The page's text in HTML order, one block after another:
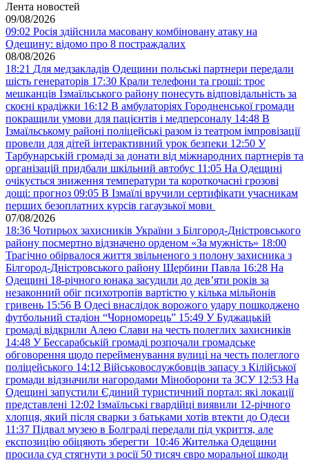
Лента новостей
09/08/2026
09:02 Росія здійснила масовану комбіновану атаку на
Одещину: відомо про 8 постраждалих
08/08/2026
18:21 Для медзакладів Одещини польські партнери передали
шість генераторів 17:30 Крали телефони та гроші: троє
мешканців Ізмаїльського району понесуть відповідальність за
скоєні крадіжки 16:12 В амбулаторіях Городненської громади
покращили умови для пацієнтів і медперсоналу 14:48 В
Ізмаїльському районі поліцейські разом із театром імпровізації
провели для дітей інтерактивний урок безпеки 12:50 У
Тарбунарській громаді за донати від міжнародних партнерів та
організацій придбали шкільний автобус 11:05 На Одещині
очікується зниження температури та короткочасні грозові
дощі: прогноз 09:05 В Ізмаїлі вручили сертифікати учасникам
перших безоплатних курсів гагаузької мови
07/08/2026
18:36 Чотирьох захисників України з Білгород-Дністровського
району посмертно відзначено орденом «За мужність» 18:00
Трагічно обірвалося життя звільненого з полону захисника з
Білгород-Дністровського району Щербини Павла 16:28 На
Одещині 18-річного юнака засудили до дев’яти років за
незаконний обіг психотропів вартістю у кілька мільйонів
гривень 15:56 В Одесі внаслідок ворожого удару пошкоджено
футбольний стадіон “Чорноморець” 15:49 У Буджацькій
громаді відкрили Алею Слави на честь полеглих захисників
14:48 У Бессарабській громаді розпочали громадське
обговорення щодо перейменування вулиці на честь полеглого
поліцейського 14:12 Військовослужбовців запасу з Кілійської
громади відзначили нагородами Міноборони та ЗСУ 12:53 На
Одещині запустили Єдиний туристичний портал: які локації
представлені 12:02 Ізмаїльські гвардійці виявили 12-річного
хлопця, який після сварки з батьками хотів втекти до Одеси
11:37 Підвал музею в Болграді передали під укриття, але
експозицію обіцяють зберегти 10:46 Жителька Одещини
просила суд стягнути з росії 50 тисяч євро моральної шкоди